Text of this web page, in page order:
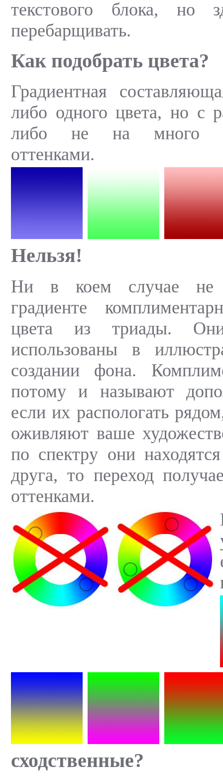
текстового блока, но
перебарщивать.
Как подобрать цвета?
Градиентная
либо одного цвета, но с
либо не на много
оттенками.
Нельзя!
Ни в коем случае не
градиенте
цвета из триады.
использованы в
создании фона.
потому и называют
если их распологать
оживляют ваше
по спектру они
друга, то переход
оттенками.
сходственные?